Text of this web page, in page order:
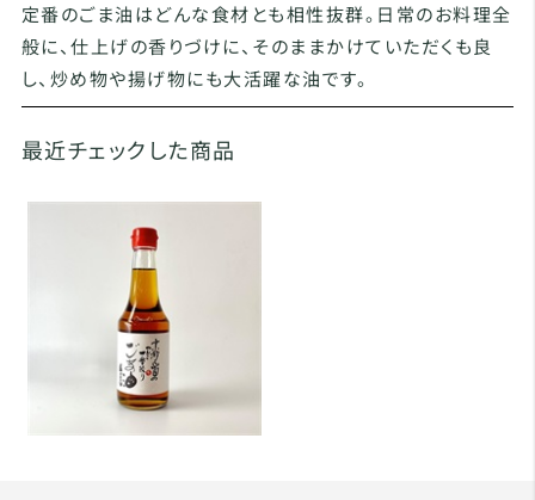
定番のごま油はどんな食材とも相性抜群。日常のお料理全
般に、仕上げの香りづけに、そのままかけていただくも良
し、炒め物や揚げ物にも大活躍な油です。
最近チェックした商品